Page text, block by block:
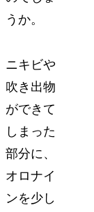
うか。
ニキビや
吹き出物
ができて
しまった
部分に、
オロナイ
ンを少し